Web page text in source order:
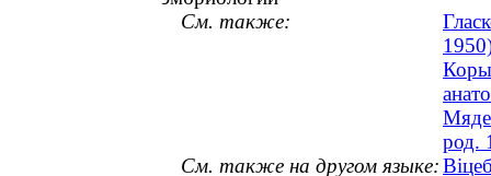
См. также:
род.
См. также на другом языке: